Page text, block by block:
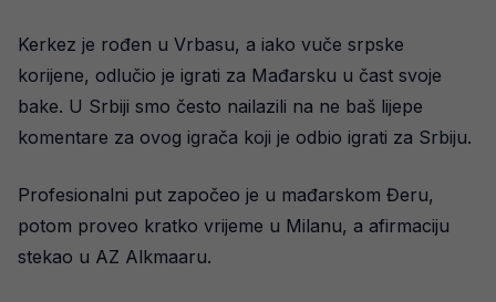
Kerkez je rođen u Vrbasu, a iako vuče srpske
korijene, odlučio je igrati za Mađarsku u čast svoje
bake. U Srbiji smo često nailazili na ne baš lijepe
komentare za ovog igrača koji je odbio igrati za Srbiju.
Profesionalni put započeo je u mađarskom Đeru,
potom proveo kratko vrijeme u Milanu, a afirmaciju
stekao u AZ Alkmaaru.